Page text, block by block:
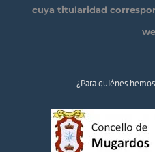
cuya titularidad
¿Para quiénes